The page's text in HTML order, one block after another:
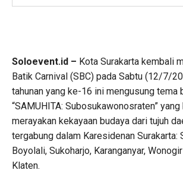
Soloevent.id – Kota Surakarta kembali
Batik Carnival (SBC) pada Sabtu (12/7/
tahunan yang ke-16 ini mengusung tema
“SAMUHITA: Subosukawonosraten”
merayakan kekayaan budaya dari tujuh
tergabung dalam Karesidenan Surakarta:
Boyolali, Sukoharjo, Karanganyar,
Klaten.